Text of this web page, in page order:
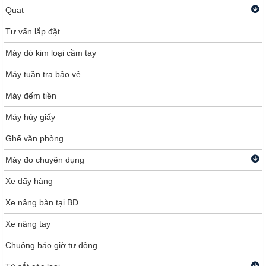
Quạt
Tư vấn lắp đặt
Máy dò kim loại cầm tay
Máy tuần tra bảo vệ
Máy đếm tiền
Máy hủy giấy
Ghế văn phòng
Máy đo chuyên dụng
Xe đẩy hàng
Xe nâng bàn tại BD
Xe nâng tay
Chuông báo giờ tự động